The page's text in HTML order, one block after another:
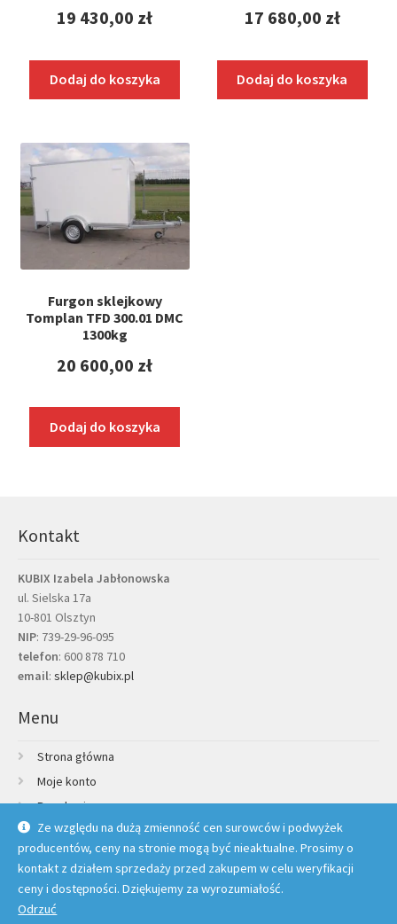
Ze względu na dużą zmienność cen surowców i podwyżek
producentów, ceny na stronie mogą być nieaktualne. Prosimy o
kontakt z działem sprzedaży przed zakupem w celu weryfikacji
ceny i dostępności. Dziękujemy za wyrozumiałość.
Odrzuć
19 430,00 zł
Dodaj do koszyka
17 680,00 zł
Dodaj do koszyka
Furgon sklejkowy
Tomplan TFD 300.01 DMC
1300kg
20 600,00 zł
Dodaj do koszyka
Kontakt
KUBIX Izabela Jabłonowska
ul. Sielska 17a
10-801 Olsztyn
NIP: 739-29-96-095
telefon: 600 878 710
email: sklep@kubix.pl
Menu
Strona główna
Moje konto
Regulamin
Polityka prywatności
Credit Agricole Raty
Kontakt